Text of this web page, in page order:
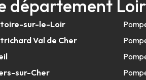
département
sur-le-Loir
Val de Cher
sur-Cher